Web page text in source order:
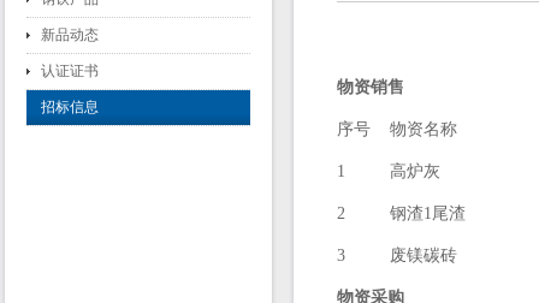
新品动态
认证证书
招标信息
物资销售
序号 物资名称
1 高炉灰
2 钢渣1尾渣
3 废镁碳砖
物资采购